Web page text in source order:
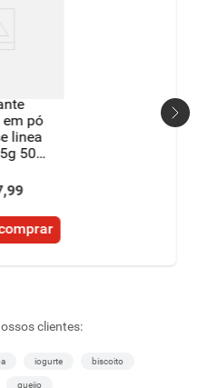
pó
linea
50
,99
clientes:
iogurte biscoito
queijo